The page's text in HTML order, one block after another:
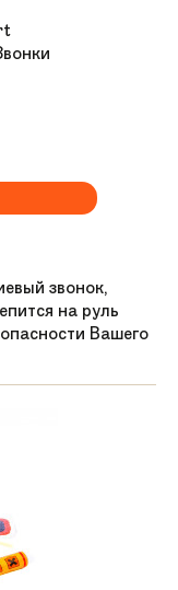
Насос,
и крылья в
из магниевого
звонок,
на руль
Вашего